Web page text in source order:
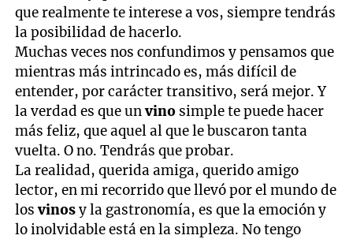
que realmente te interese a vos, siempre tendrás
la posibilidad de hacerlo.
Muchas veces nos confundimos y pensamos que
mientras más intrincado es, más difícil de
entender, por carácter transitivo, será mejor. Y
la verdad es que unvino simple te puede hacer
más feliz, que aquel al que le buscaron tanta
vuelta. O no. Tendrás que probar.
La realidad, querida amiga, querido amigo
lector, en mi recorrido que llevó por el mundo de
losvinosy la gastronomía, es que la emoción y
lo inolvidable está en la simpleza. No tengo